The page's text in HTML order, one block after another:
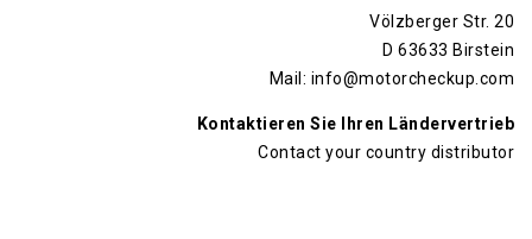
Völzberger Str. 20
D 63633 Birstein
Mail: info@motorcheckup.com
Kontaktieren Sie Ihren Ländervertrieb
Contact your country distributor